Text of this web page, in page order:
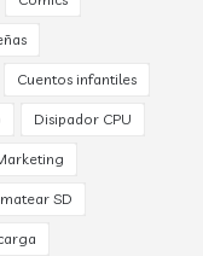
Cuentos infantiles
Disipador CPU
SD